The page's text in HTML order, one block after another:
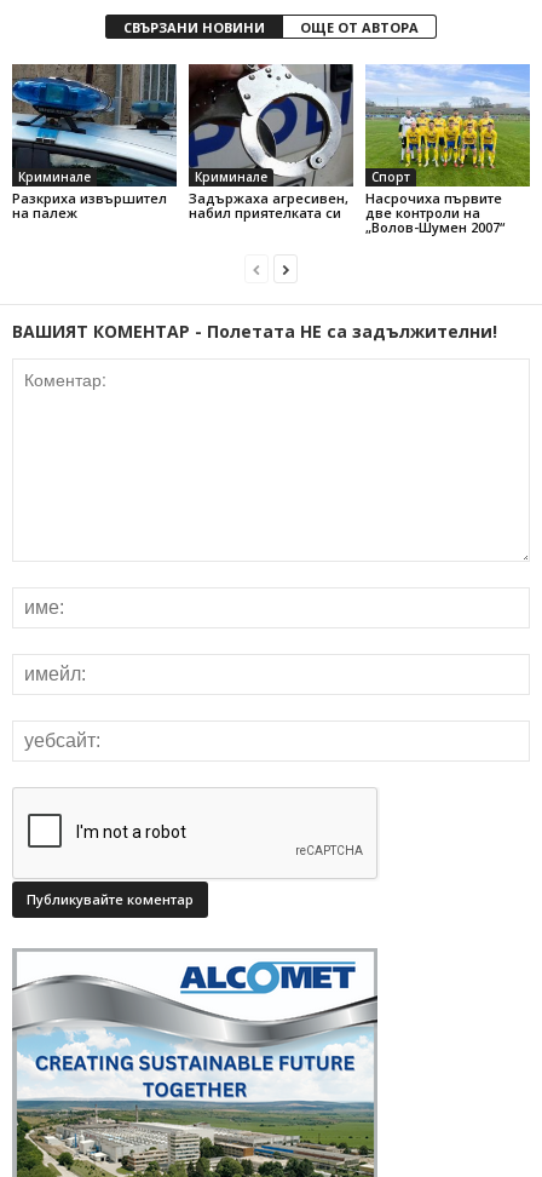
СВЪРЗАНИ НОВИНИ ОЩЕ ОТ АВТОРА
Криминале
Разкриха извършител
на палеж
Криминале
Задържаха агресивен,
набил приятелката си
Спорт
Насрочиха първите
две контроли на
„Волов-Шумен 2007“
ВАШИЯТ КОМЕНТАР - Полетата НЕ са задължителни!